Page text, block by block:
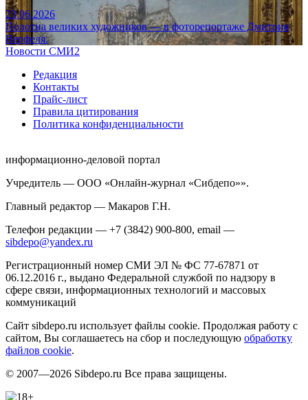
23.06.2026
Полотна великих художников — в фоторепортаже Дмитрия
Верфеля.
Новости СМИ2
Редакция
Контакты
Прайс-лист
Правила цитирования
Политика конфиденциальности
информационно-деловой портал
Учредитель — ООО «Онлайн-журнал «Сибдепо»».
Главный редактор — Макаров Г.Н.
Телефон редакции — +7 (3842) 900-800, email —
sibdepo@yandex.ru
Регистрационный номер СМИ ЭЛ № ФС 77-67871 от
06.12.2016 г., выдано Федеральной службой по надзору в
сфере связи, информационных технологий и массовых
коммуникаций
Сайт sibdepo.ru использует файлы cookie. Продолжая работу с
сайтом, Вы соглашаетесь на сбор и последующую обработку
файлов cookie.
© 2007—2026 Sibdepo.ru Все права защищены.